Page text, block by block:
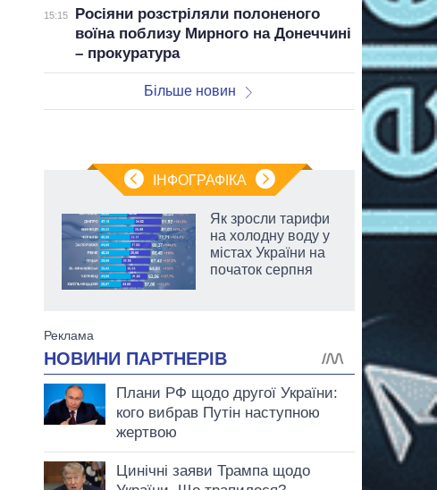
15:15
Росіяни розстріляли полоненого
воїна поблизу Мирного на Донеччині
– прокуратура
Більше новин
ІНФОГРАФІКА
Як зросли тарифи
на холодну воду у
містах України на
початок серпня